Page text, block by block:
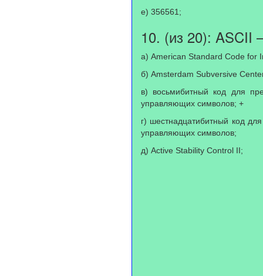
е) 356561;
10. (из 20): ASCII
а) American Standard Code for
б) Amsterdam Subversive
в) восьмибитный код для
управляющих символов; +
г) шестнадцатибитный код
управляющих символов;
д) Active Stability Control II;